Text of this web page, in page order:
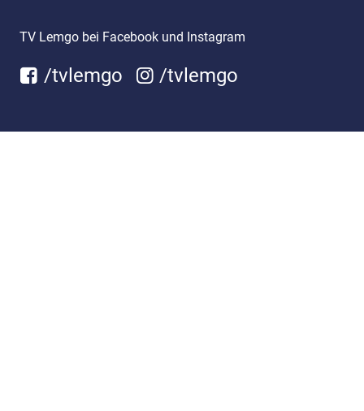
TV Lemgo bei Facebook und Instagram
/tvlemgo /tvlemgo